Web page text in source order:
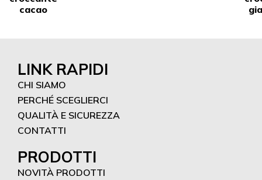
cacao
LINK RAPIDI
CHI SIAMO
PERCHÉ SCEGLIERCI
QUALITÀ E SICUREZZA
CONTATTI
PRODOTTI
NOVITÀ PRODOTTI